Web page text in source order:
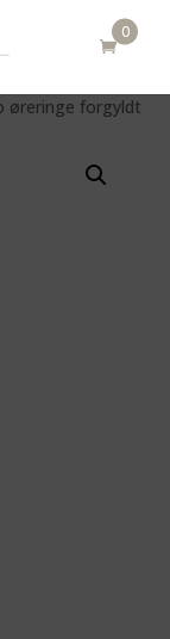
0
øreringe forgyldt